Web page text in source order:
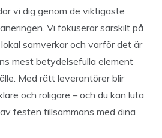
vi dig genom de viktigaste
Vi fokuserar särskilt på
samverkar och varför det är
mest betydelsefulla element
Med rätt leverantörer blir
och roligare – och du kan luta
festen tillsammans med dina